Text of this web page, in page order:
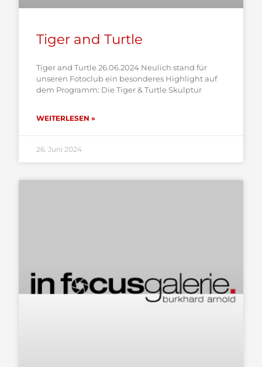
Tiger and Turtle
Tiger and Turtle 26.06.2024 Neulich stand für
unseren Fotoclub ein besonderes Highlight auf
dem Programm: Die Tiger & Turtle Skulptur
WEITERLESEN »
26. Juni 2024